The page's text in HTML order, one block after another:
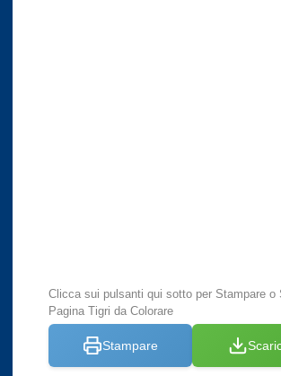
Clicca sui pulsanti qui sotto per Stampare
Pagina Tigri da Colorare
Stampare